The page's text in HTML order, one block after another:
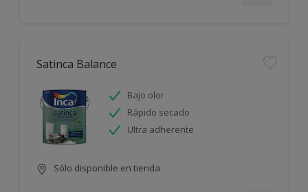
Satinca Balance
Bajo olor
Rápido secado
Ultra adherente
Sólo disponible en tienda